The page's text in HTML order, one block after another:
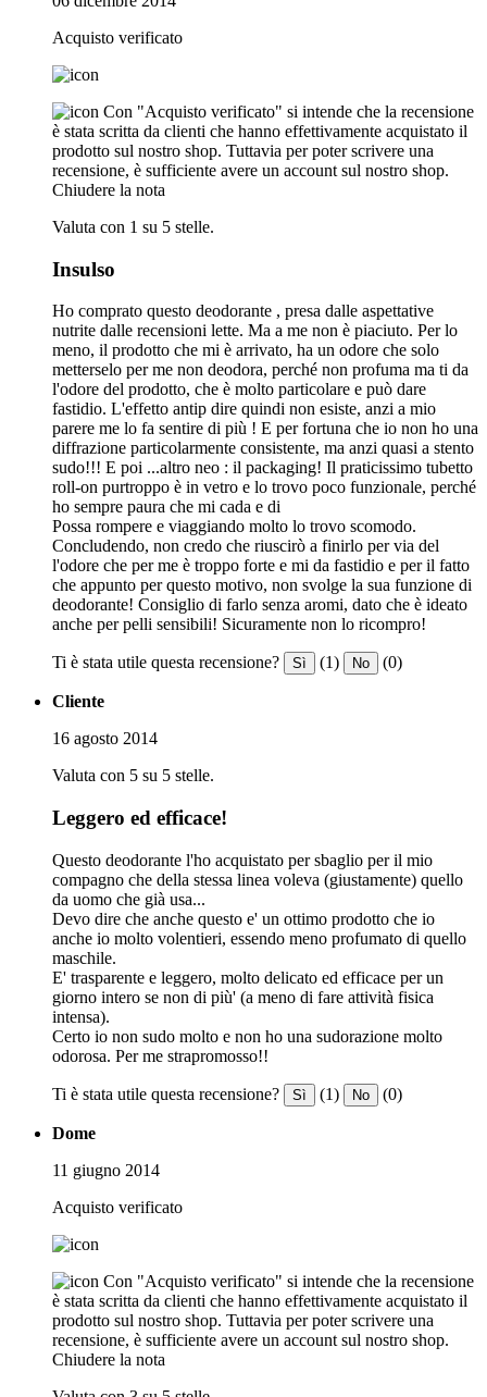
Acquisto verificato
Con "Acquisto verificato" si intende che la recensione
è stata scritta da clienti che hanno effettivamente acquistato il
prodotto sul nostro shop. Tuttavia per poter scrivere una
recensione, è sufficiente avere un account sul nostro shop.
Chiudere la nota
Valuta con 1 su 5 stelle.
Insulso
Ho comprato questo deodorante , presa dalle aspettative
nutrite dalle recensioni lette. Ma a me non è piaciuto. Per lo
meno, il prodotto che mi è arrivato, ha un odore che solo
metterselo per me non deodora, perché non profuma ma ti da
l'odore del prodotto, che è molto particolare e può dare
fastidio. L'effetto antip dire quindi non esiste, anzi a mio
parere me lo fa sentire di più ! E per fortuna che io non ho una
diffrazione particolarmente consistente, ma anzi quasi a stento
sudo!!! E poi ...altro neo : il packaging! Il praticissimo tubetto
roll-on purtroppo è in vetro e lo trovo poco funzionale, perché
ho sempre paura che mi cada e di
Possa rompere e viaggiando molto lo trovo scomodo.
Concludendo, non credo che riuscirò a finirlo per via del
l'odore che per me è troppo forte e mi da fastidio e per il fatto
che appunto per questo motivo, non svolge la sua funzione di
deodorante! Consiglio di farlo senza aromi, dato che è ideato
anche per pelli sensibili! Sicuramente non lo ricompro!
Ti è stata utile questa recensione? Sì (1) No (0)
Cliente
16 agosto 2014
Valuta con 5 su 5 stelle.
Leggero ed efficace!
Questo deodorante l'ho acquistato per sbaglio per il mio
compagno che della stessa linea voleva (giustamente) quello
da uomo che già usa...
Devo dire che anche questo e' un ottimo prodotto che io
anche io molto volentieri, essendo meno profumato di quello
maschile.
E' trasparente e leggero, molto delicato ed efficace per un
giorno intero se non di più' (a meno di fare attività fisica
intensa).
Certo io non sudo molto e non ho una sudorazione molto
odorosa. Per me strapromosso!!
Ti è stata utile questa recensione? Sì (1) No (0)
Dome
11 giugno 2014
Acquisto verificato
Con "Acquisto verificato" si intende che la recensione
è stata scritta da clienti che hanno effettivamente acquistato il
prodotto sul nostro shop. Tuttavia per poter scrivere una
recensione, è sufficiente avere un account sul nostro shop.
Chiudere la nota